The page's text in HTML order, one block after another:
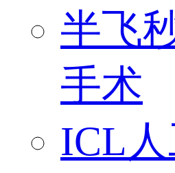
半飞
手术
ICL